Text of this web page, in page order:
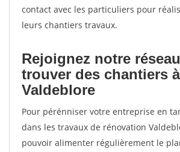
contact avec les particuliers pour
leurs chantiers travaux.
Rejoignez notre
trouver des chantiers à
Valdeblore
Pour pérénniser votre entreprise en
dans les travaux de rénovation
pouvoir alimenter régulièrement le